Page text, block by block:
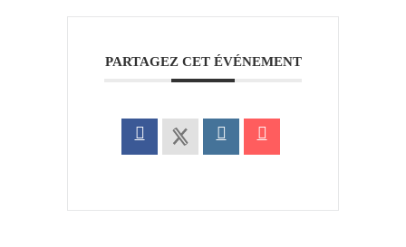
PARTAGEZ CET ÉVÉNEMENT